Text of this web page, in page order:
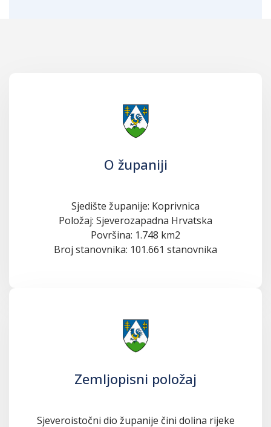
O županiji
Sjedište županije: Koprivnica
Položaj: Sjeverozapadna Hrvatska
Površina: 1.748 km2
Broj stanovnika: 101.661 stanovnika
Zemljopisni položaj
Sjeveroistočni dio županije čini dolina rijeke